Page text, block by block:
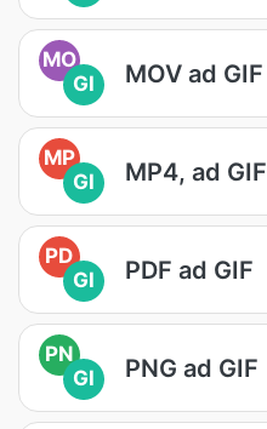
MO
GI
MOV ad GIF
MP
GI
MP4, ad GIF
PD
GI
PDF ad GIF
PN
GI
PNG ad GIF